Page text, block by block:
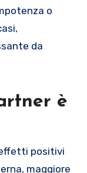
o
da
è
positivi
maggiore